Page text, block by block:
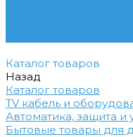
Каталог товаров
Назад
Каталог товаров
TV кабель и
Автоматика, защита и
Бытовые товары для